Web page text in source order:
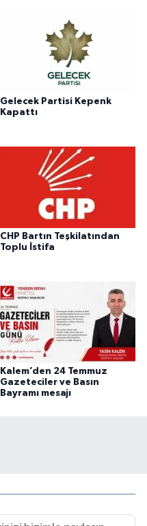
Gelecek Partisi Kepenk
Kapattı
CHP Bartın Teşkilatından
Toplu İstifa
Kalem’den 24 Temmuz
Gazeteciler ve Basın
Bayramı mesajı